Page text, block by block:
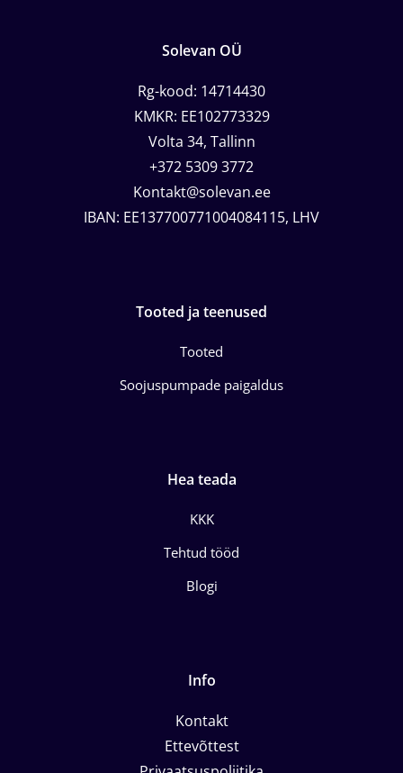
Solevan OÜ
Rg-kood: 14714430
KMKR: EE102773329
Volta 34, Tallinn
+372 5309 3772
Kontakt@solevan.ee
IBAN: EE137700771004084115, LHV
Tooted ja teenused
Tooted
Soojuspumpade paigaldus
Hea teada
KKK
Tehtud tööd
Blogi
Info
Kontakt
Ettevõttest